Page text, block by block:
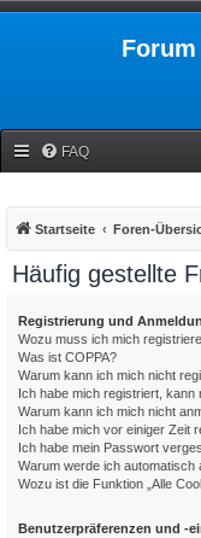
FAQ
Startseite Foren-
Häufig gestellte
Registrierung und
Wozu muss ich mich
Was ist COPPA?
Warum kann ich mich nicht
Ich habe mich registriert, kann
Warum kann ich mich nicht
Ich habe mich vor einiger Zeit
Ich habe mein Passwort
Warum werde ich automatisch
Wozu ist die Funktion „Alle
Benutzerpräferenzen und -